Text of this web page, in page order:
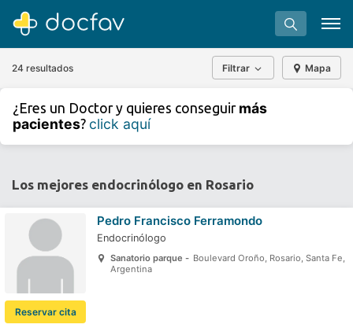
Buscar
¿Eres un doctor?
24 resultados Filtrar Mapa
¿Eres un Doctor y quieres conseguir más
pacientes? click aquí
Los mejores endocrinólogo en Rosario
Reservar cita
Pedro Francisco Ferramondo
Endocrinólogo
Sanatorio parque - Boulevard Oroño, Rosario, Santa Fe,
Argentina
⇧
©
contributors.